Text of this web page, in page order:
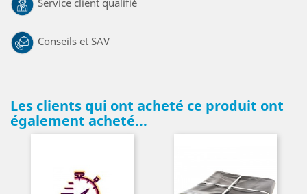
Conseils et SAV
Les clients qui ont acheté ce produit ont
également acheté...